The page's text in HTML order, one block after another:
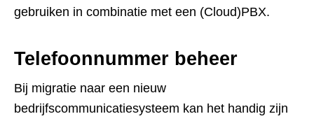
gebruiken in combinatie met een (Cloud)PBX.
Telefoonnummer beheer
Bij migratie naar een nieuw
bedrijfscommunicatiesysteem kan het handig zijn